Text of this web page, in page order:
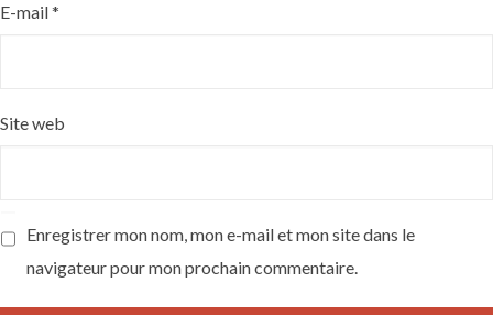
E-mail*
Site web
Enregistrer mon nom, mon e-mail et mon site dans le
navigateur pour mon prochain commentaire.